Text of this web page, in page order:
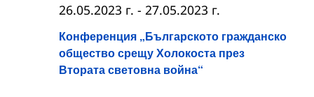
Конференция „Българското гражданско
общество срещу Холокоста през
Втората световна война“
26.05.2023 г. - 27.05.2023 г.